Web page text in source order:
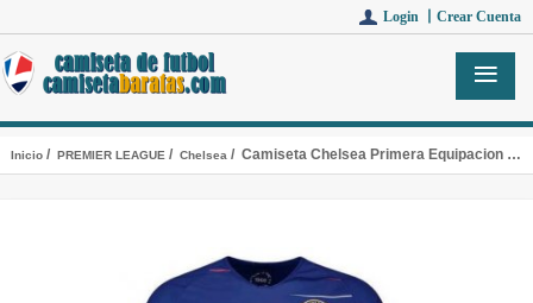
Login 丨 Crear Cuenta
Inicio/ PREMIER LEAGUE/ Chelsea/ Camiseta Chelsea Primera Equipacion 2018-2019